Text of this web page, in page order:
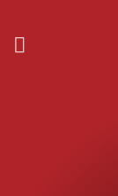
content